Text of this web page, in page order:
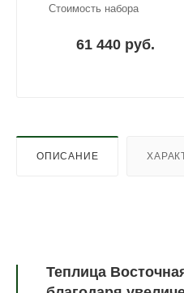
Стоимость набора
61 440 руб.
ОПИСАНИЕ
Теплица